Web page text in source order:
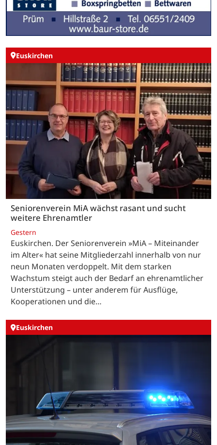
Euskirchen
Seniorenverein MiA wächst rasant und sucht
weitere Ehrenamtler
Gestern
Euskirchen. Der Seniorenverein »MiA – Miteinander
im Alter« hat seine Mitgliederzahl innerhalb von nur
neun Monaten verdoppelt. Mit dem starken
Wachstum steigt auch der Bedarf an ehrenamtlicher
Unterstützung – unter anderem für Ausflüge,
Kooperationen und die…
Euskirchen